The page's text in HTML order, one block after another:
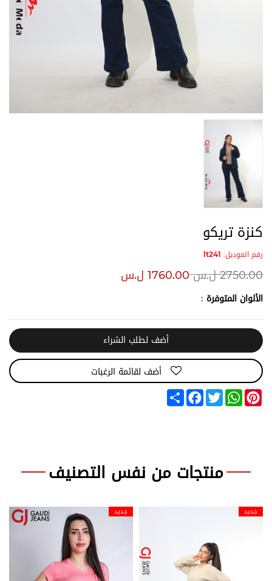
كنزة تريكو
رقم الموديل: lt241
2750.00ل.س1760.00 ل.س
الألوان المتوفرة :
أضف لطلب الشراء
أضف لقائمة الرغبات
Share
FacebookTwitter
WhatsAppPinterest
منتجات من نفس التصنيف
جديد جديد